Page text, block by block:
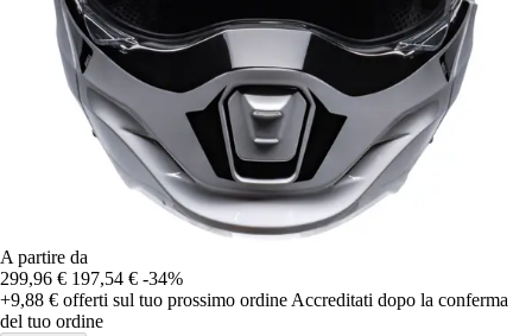
A partire da
299,96 € 197,54 € -34%
+9,88 € offerti sul tuo prossimo ordine Accreditati dopo la conferma
del tuo ordine